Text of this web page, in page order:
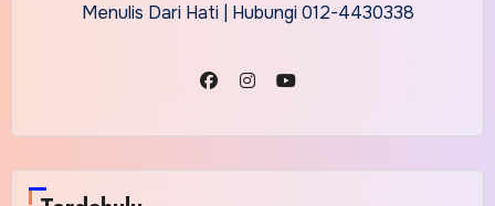
Menulis Dari Hati | Hubungi 012-4430338